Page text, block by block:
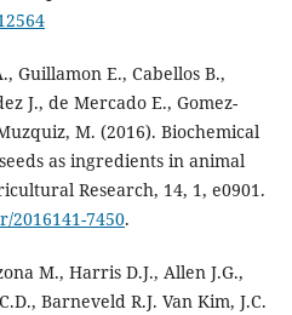
Guillamon E., Cabellos B.,
J., de Mercado E., Gomez-
M. (2016). Biochemical
as ingredients in animal
Research, 14, 1, e0901.
2016141-7450.
M., Harris D.J., Allen J.G.,
Barneveld R.J. Van Kim, J.C.